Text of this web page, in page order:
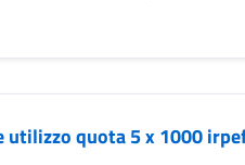
utilizzo quota 5 x 1000